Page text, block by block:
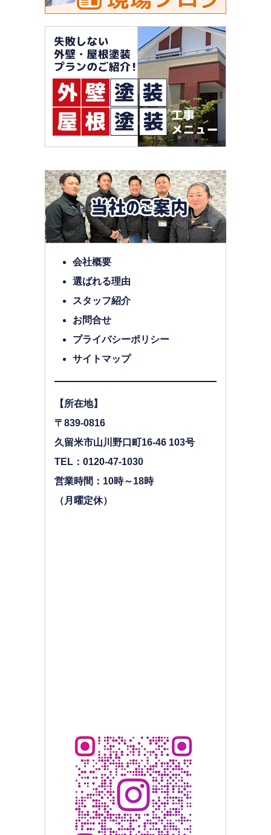
会社概要
選ばれる理由
スタッフ紹介
お問合せ
プライバシーポリシー
サイトマップ
【所在地】
〒839-0816
久留米市山川野口町16-46 103号
TEL：0120-47-1030
営業時間：10時～18時
（月曜定休）